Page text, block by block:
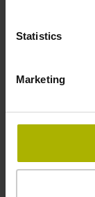
Statistics
Marketing